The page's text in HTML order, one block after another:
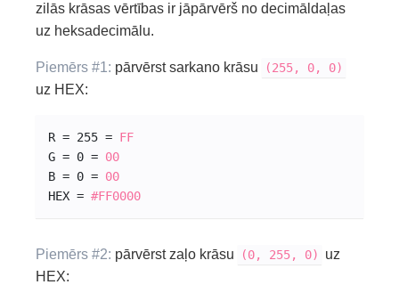
zilās krāsas vērtības ir jāpārvērš no decimāldaļas
uz heksadecimālu.
Piemērs #1: pārvērst sarkano krāsu (255, 0, 0)
uz HEX:
R = 255 = FF
G = 0 = 00
B = 0 = 00
HEX = #FF0000
Piemērs #2: pārvērst zaļo krāsu (0, 255, 0)
uz
HEX: